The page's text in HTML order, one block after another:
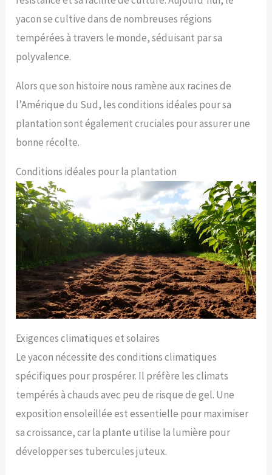
yacon se cultive dans de nombreuses régions
tempérées à travers le monde, séduisant par sa
polyvalence.
Alors que son histoire nous ramène aux racines de
l’Amérique du Sud, les conditions idéales pour sa
plantation sont également cruciales pour assurer une
bonne récolte.
Conditions idéales pour la plantation
Exigences climatiques et solaires
Le yacon nécessite des conditions climatiques
spécifiques pour prospérer. Il préfère les climats
tempérés à chauds avec peu de risque de gel. Une
exposition ensoleillée est essentielle pour maximiser
sa croissance, car la plante utilise la lumière pour
développer ses tubercules juteux.